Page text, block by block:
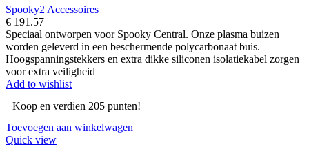
Spooky2 Accessoires
€ 191.57
Speciaal ontworpen voor Spooky Central. Onze plasma buizen
worden geleverd in een beschermende polycarbonaat buis.
Hoogspanningstekkers en extra dikke siliconen isolatiekabel zorgen
voor extra veiligheid
Add to wishlist
Koop en verdien 205 punten!
Toevoegen aan winkelwagen
Quick view